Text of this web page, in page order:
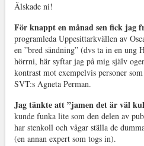
Älskade ni!
För knappt en månad sen fick jag
programleda Uppesittarkvällen av
en ”bred sändning” (dvs ta in en ung
hörrni, här syftar jag på mig själv
kontrast mot exempelvis personer
SVT:s Agneta Perman.
Jag tänkte att ”jamen det är väl
kunde funka lite som den delen av
har stenkoll och vågar ställa de
(en annan expert som togs in).